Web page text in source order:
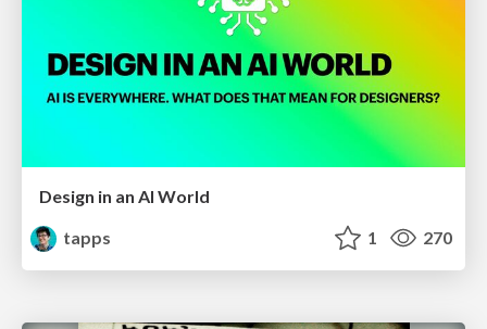
Design in an AI World
tapps
1 270